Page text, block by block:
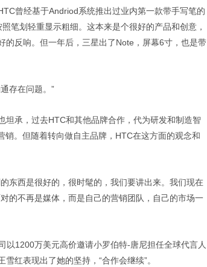
曾经基于Andriod系统推出过业内第一款带手写笔的
笔划轻重显示粗细。这本来是个很好的产品和创意，
的反响。但一年后，三星出了Note，屏幕6寸，也是带
存在问题。”
坦承，过去HTC和其他品牌合作，代为研发和制造智
。但随着转向做自主品牌，HTC在这方面的观念和
东西是很好的，很时髦的，我们要讲出来。我们现在
的不再是媒体，而是自己的营销团队，自己的市场一
以1200万美元高价邀请小罗伯特-唐尼担任全球代言人
红表现出了她的坚持，“合作会继续”。